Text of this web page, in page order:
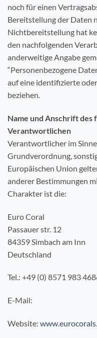
noch für einen
Bereitstellung der Daten
Nichtbereitstellung hat
den nachfolgenden
anderweitige Angabe
“Personenbezogene
auf eine identifizierte
beziehen.
Name und Anschrift des
Verantwortlichen
Verantwortlicher im
Grundverordnung,
Europäischen Union
anderer Bestimmungen
Charakter ist die:
Euro Coral
Passauer str. 12
84359 Simbach am Inn
Deutschland
Tel.: +49 (0) 8571 983
E-Mail:
Website: